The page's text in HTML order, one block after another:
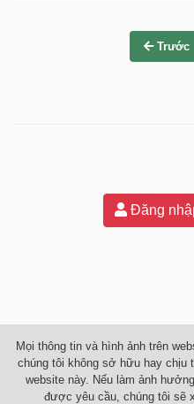
Trước
Đăng
Mọi thông tin và hình ảnh trên
chúng tôi không sở hữu hay chịu
website này. Nếu làm ảnh
được yêu cầu, chúng tôi sẽ